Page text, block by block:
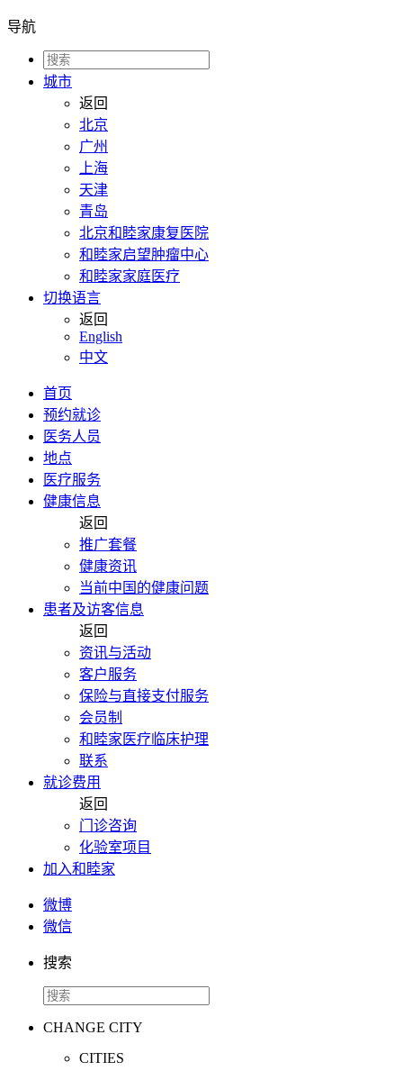
导航
城市
返回
北京
广州
上海
天津
青岛
北京和睦家康复医院
和睦家启望肿瘤中心
和睦家家庭医疗
切换语言
返回
English
中文
首页
预约就诊
医务人员
地点
医疗服务
健康信息
返回
推广套餐
健康资讯
当前中国的健康问题
患者及访客信息
返回
资讯与活动
客户服务
保险与直接支付服务
会员制
和睦家医疗临床护理
联系
就诊费用
返回
门诊咨询
化验室项目
加入和睦家
微博
微信
搜索
CHANGE CITY
CITIES